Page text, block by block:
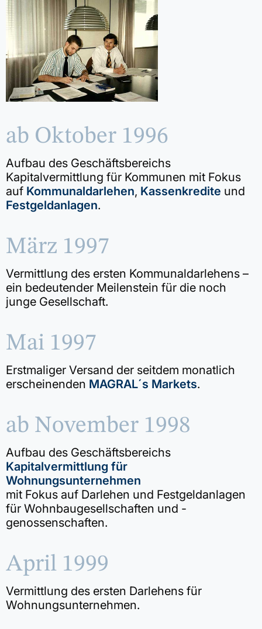
ab Oktober 1996
Aufbau des Geschäftsbereichs
Kapitalvermittlung für Kommunen mit Fokus
auf Kommunaldarlehen, Kassenkredite und
Festgeldanlagen.
März 1997
Vermittlung des ersten Kommunaldarlehens –
ein bedeutender Meilenstein für die noch
junge Gesellschaft.
Mai 1997
Erstmaliger Versand der seitdem monatlich
erscheinenden MAGRAL´s Markets.
ab November 1998
Aufbau des Geschäftsbereichs
Kapitalvermittlung für
Wohnungsunternehmen
mit Fokus auf Darlehen und Festgeldanlagen
für Wohnbaugesellschaften und -
genossenschaften.
April 1999
Vermittlung des ersten Darlehens für
Wohnungsunternehmen.